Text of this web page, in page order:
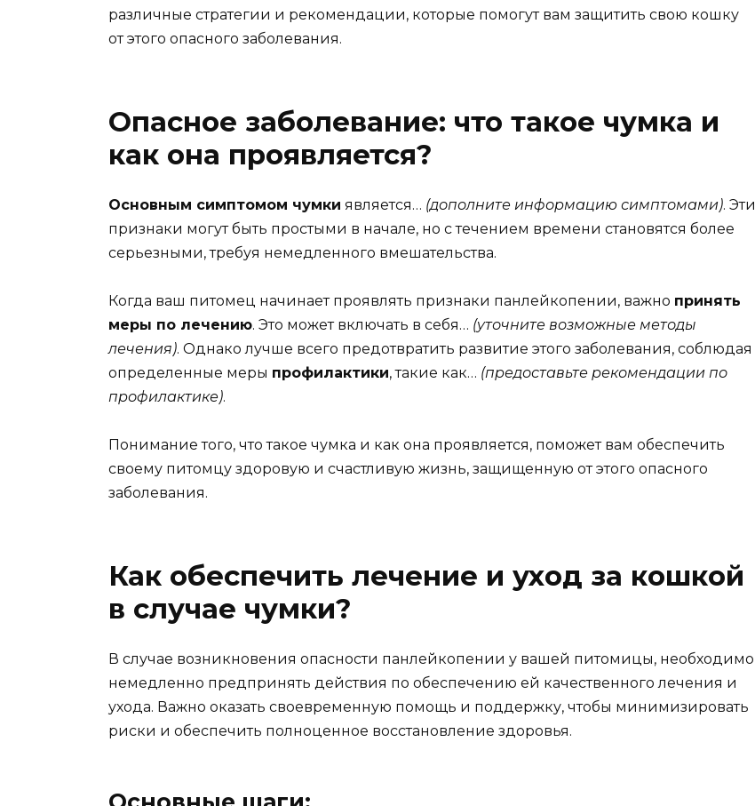
различные стратегии и рекомендации, которые помогут вам защитить свою кошку
от этого опасного заболевания.
Опасное заболевание: что такое чумка и
как она проявляется?
Основным симптомом чумки является… (дополните информацию симптомами). Эти
признаки могут быть простыми в начале, но с течением времени становятся более
серьезными, требуя немедленного вмешательства.
Когда ваш питомец начинает проявлять признаки панлейкопении, важно принять
меры по лечению. Это может включать в себя… (уточните возможные методы
лечения). Однако лучше всего предотвратить развитие этого заболевания, соблюдая
определенные меры профилактики, такие как… (предоставьте рекомендации по
профилактике).
Понимание того, что такое чумка и как она проявляется, поможет вам обеспечить
своему питомцу здоровую и счастливую жизнь, защищенную от этого опасного
заболевания.
Как обеспечить лечение и уход за кошкой
в случае чумки?
В случае возникновения опасности панлейкопении у вашей питомицы, необходимо
немедленно предпринять действия по обеспечению ей качественного лечения и
ухода. Важно оказать своевременную помощь и поддержку, чтобы минимизировать
риски и обеспечить полноценное восстановление здоровья.